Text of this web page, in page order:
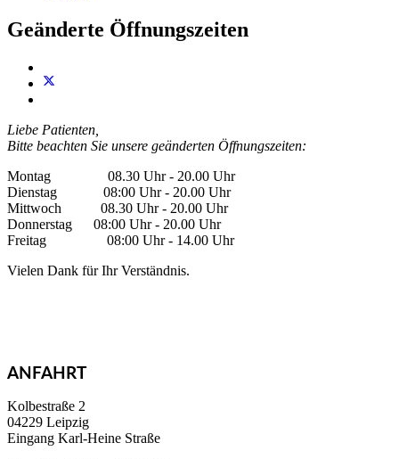
Geänderte Öffnungszeiten
Liebe Patienten,
Bitte beachten Sie unsere geänderten Öffnungszeiten:
Montag 08.30 Uhr - 20.00 Uhr
Dienstag 08:00 Uhr - 20.00 Uhr
Mittwoch 08.30 Uhr - 20.00 Uhr
Donnerstag 08:00 Uhr - 20.00 Uhr
Freitag 08:00 Uhr - 14.00 Uhr
Vielen Dank für Ihr Verständnis.
ANFAHRT
Kolbestraße 2
04229 Leipzig
Eingang Karl-Heine Straße